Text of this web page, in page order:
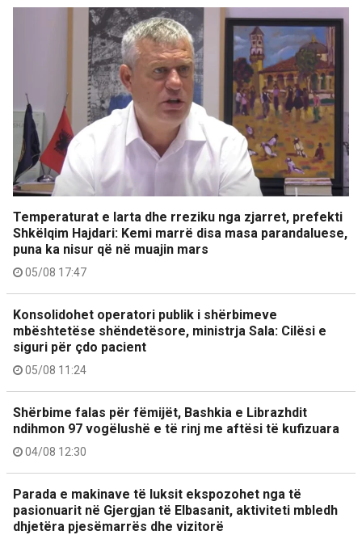
Temperaturat e larta dhe rreziku nga zjarret, prefekti
Shkëlqim Hajdari: Kemi marrë disa masa parandaluese,
puna ka nisur që në muajin mars
05/08 17:47
Konsolidohet operatori publik i shërbimeve
mbështetëse shëndetësore, ministrja Sala: Cilësi e
siguri për çdo pacient
05/08 11:24
Shërbime falas për fëmijët, Bashkia e Librazhdit
ndihmon 97 vogëlushë e të rinj me aftësi të kufizuara
04/08 12:30
Parada e makinave të luksit ekspozohet nga të
pasionuarit në Gjergjan të Elbasanit, aktiviteti mbledh
dhjetëra pjesëmarrës dhe vizitorë